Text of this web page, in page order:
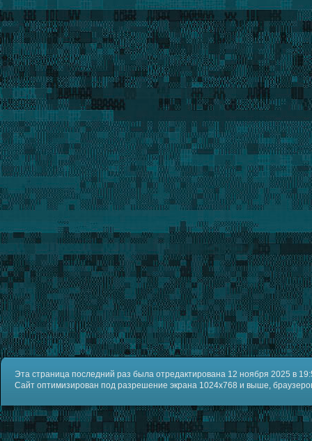
Эта страница последний раз была отредактирована 12 ноября 2025 в
Сайт оптимизирован под разрешение экрана 1024x768 и выше,